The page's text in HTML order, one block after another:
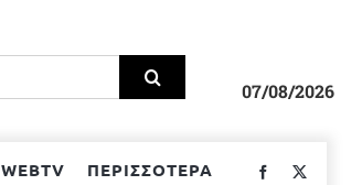
07/08/2026
WEBTV ΠΕΡΙΣΣΟΤΕΡΑ Facebook